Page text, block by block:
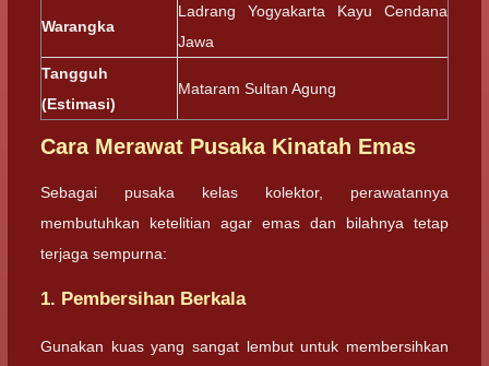
Warangka
Ladrang Yogyakarta Kayu Cendana
Jawa
Tangguh
(Estimasi)
Mataram Sultan Agung
Cara Merawat Pusaka Kinatah Emas
Sebagai pusaka kelas kolektor, perawatannya
membutuhkan ketelitian agar emas dan bilahnya tetap
terjaga sempurna:
1. Pembersihan Berkala
Gunakan kuas yang sangat lembut untuk membersihkan